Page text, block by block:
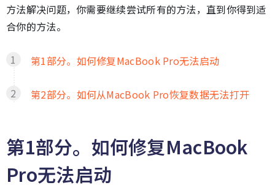
方法解决问题，你需要继续尝试所有的方法，直到你得到适
合你的方法。
第1部分。如何修复MacBook Pro无法启动
第2部分。如何从MacBook Pro恢复数据无法打开
第1部分。如何修复MacBook
Pro无法启动